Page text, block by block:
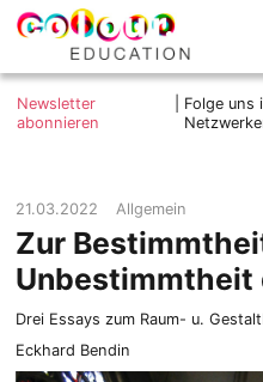
Skip
colour.education
Farbe
entdecken
Was ist colour.education?
Ziele und Mitmachen
Impressum
Datenschutzerklärung
Newsletter
abonnieren
Folge uns
21.03.2022 Allgemein
Zur
Unbestimmtheit
Drei Essays zum Raum- u.
Eckhard Bendin